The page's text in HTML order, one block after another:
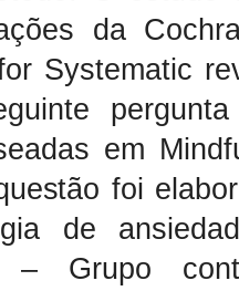
da
Systematic
em
foi
de
– Grupo